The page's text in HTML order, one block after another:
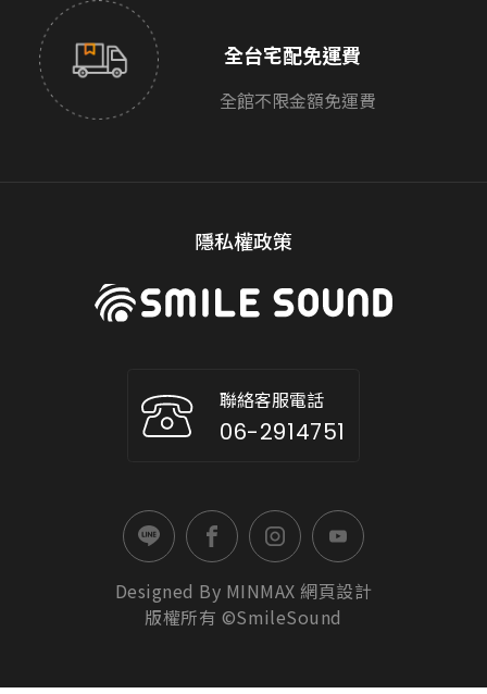
全台宅配免運費
全館不限金額免運費
隱私權政策
聯絡客服電話
06-2914751
Designed By MINMAX 網頁設計
版權所有 ©SmileSound